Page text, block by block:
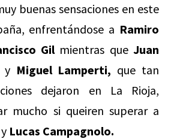
buenas sensaciones en este
enfrentándose a Ramiro
Gil mientras queJuan
y Miguel Lamperti, que tan
dejaron en La Rioja,
mucho si queiren superar a
y Lucas Campagnolo.